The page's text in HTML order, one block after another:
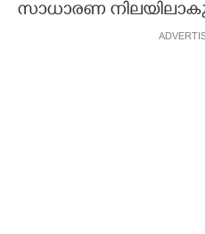
സാധാരണ